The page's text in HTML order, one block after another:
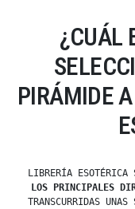
¿CUÁL
PIRÁMIDE
LIBRERÍA ESOTÉRICA
LOS PRINCIPALES
TRANSCURRIDAS UNAS